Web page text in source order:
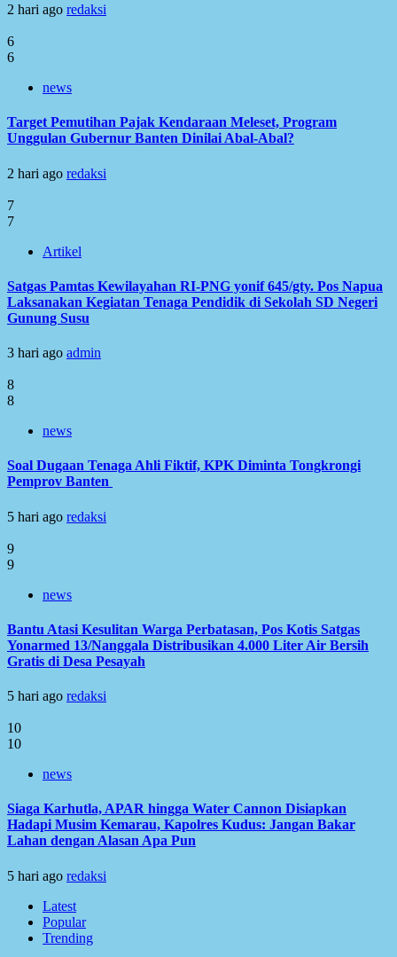
2 hari ago redaksi
6
6
news
Target Pemutihan Pajak Kendaraan Meleset, Program
Unggulan Gubernur Banten Dinilai Abal-Abal?
2 hari ago redaksi
7
7
Artikel
Satgas Pamtas Kewilayahan RI-PNG yonif 645/gty. Pos Napua
Laksanakan Kegiatan Tenaga Pendidik di Sekolah SD Negeri
Gunung Susu
3 hari ago admin
8
8
news
Soal Dugaan Tenaga Ahli Fiktif, KPK Diminta Tongkrongi
Pemprov Banten
5 hari ago redaksi
9
9
news
Bantu Atasi Kesulitan Warga Perbatasan, Pos Kotis Satgas
Yonarmed 13/Nanggala Distribusikan 4.000 Liter Air Bersih
Gratis di Desa Pesayah
5 hari ago redaksi
10
10
news
Siaga Karhutla, APAR hingga Water Cannon Disiapkan
Hadapi Musim Kemarau, Kapolres Kudus: Jangan Bakar
Lahan dengan Alasan Apa Pun
5 hari ago redaksi
Latest
Popular
Trending